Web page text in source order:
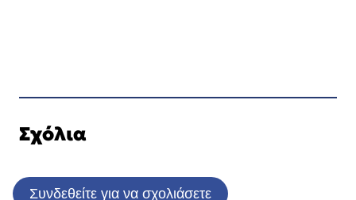
Σχόλια
Συνδεθείτε για να σχολιάσετε